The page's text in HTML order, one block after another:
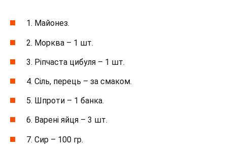
1. Майонез.
2. Морква – 1 шт.
3. Ріпчаста цибуля – 1 шт.
4. Сіль, перець – за смаком.
5. Шпроти – 1 банка.
6. Варені яйця – 3 шт.
7. Сир – 100 гр.